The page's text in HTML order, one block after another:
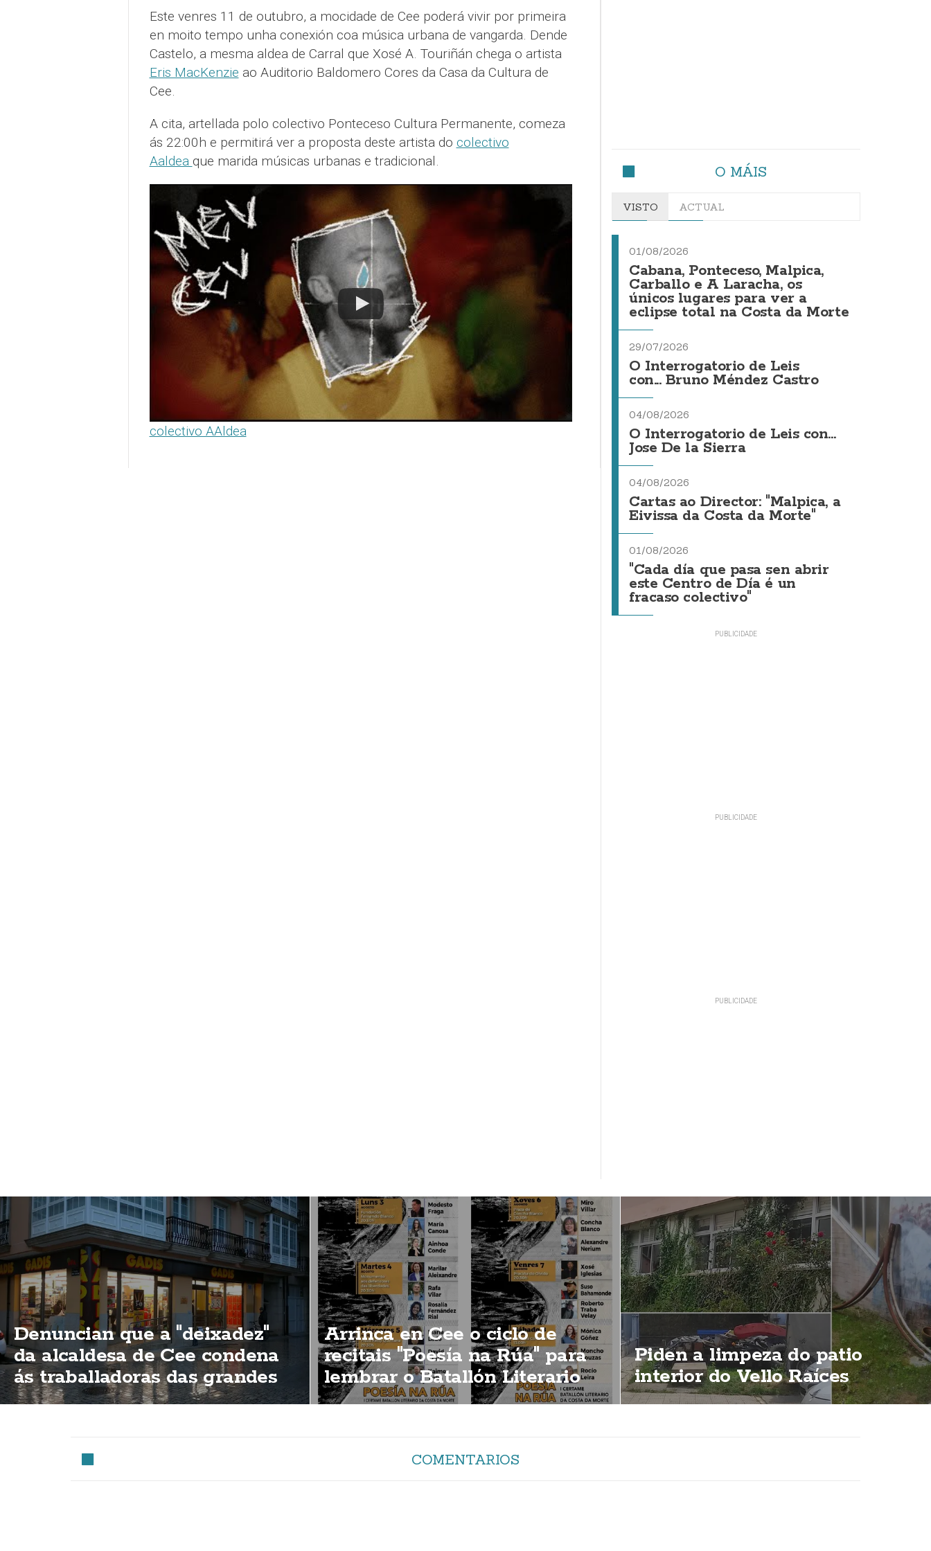
Este venres 11 de outubro, a mocidade de Cee poderá vivir por primeira
en moito tempo unha conexión coa música urbana de vangarda. Dende
Castelo, a mesma aldea de Carral que Xosé A. Touriñán chega o artista
Eris MacKenzie ao Auditorio Baldomero Cores da Casa da Cultura de
Cee.
A cita, artellada polo colectivo Ponteceso Cultura Permanente, comeza
ás 22:00h e permitirá ver a proposta deste artista do colectivo
Aaldea que marida músicas urbanas e tradicional.
colectivo AAldea
O MÁIS
VISTO ACTUAL
01/08/2026
Cabana, Ponteceso, Malpica,
Carballo e A Laracha, os
únicos lugares para ver a
eclipse total na Costa da Morte
29/07/2026
O Interrogatorio de Leis
con... Bruno Méndez Castro
04/08/2026
O Interrogatorio de Leis con...
Jose De la Sierra
04/08/2026
Cartas ao Director: "Malpica, a
Eivissa da Costa da Morte"
01/08/2026
"Cada día que pasa sen abrir
este Centro de Día é un
fracaso colectivo"
Denuncian que a "deixadez"
da alcaldesa de Cee condena
ás traballadoras das grandes
superificies a traballar o 15 de
Arrinca en Cee o ciclo de
recitais "Poesía na Rúa" para
lembrar o Batallón Literario
Piden a limpeza do patio
interior do Vello Raíces
COMENTARIOS